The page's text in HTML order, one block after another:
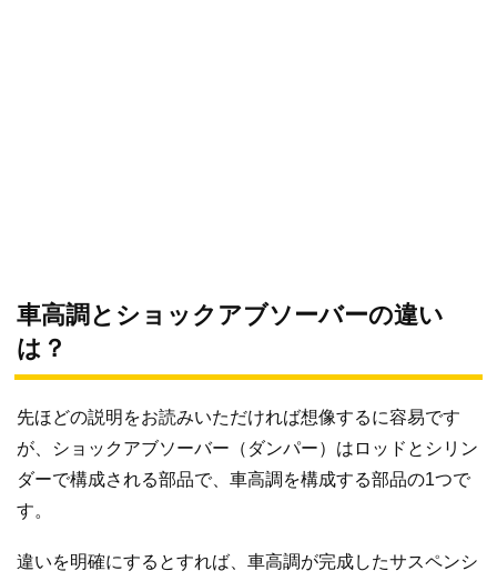
車高調とショックアブソーバーの違い
は？
先ほどの説明をお読みいただければ想像するに容易です
が、ショックアブソーバー（ダンパー）はロッドとシリン
ダーで構成される部品で、車高調を構成する部品の1つで
す。
違いを明確にするとすれば、車高調が完成したサスペンシ